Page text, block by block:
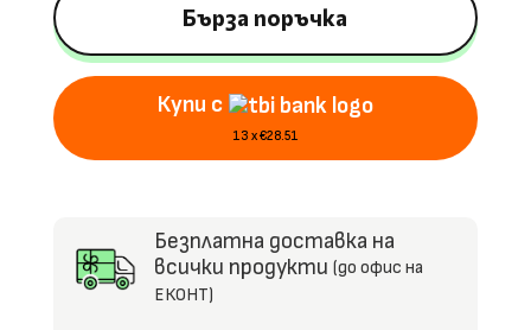
63S
AMG,
12V7Ah,
R/C
2,4G,
EVA
Бърза поръчка
Купи с
13 x €28.51
Безплатна доставка на
всички продукти (до офис на
ЕКОНТ)